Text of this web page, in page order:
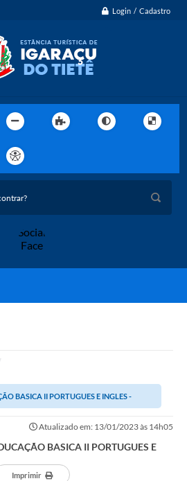
Login / Cadastro
BASICA II PORTUGUES E INGLES -
Atualizado em: 13/01/2023 às 14h05
BASICA II PORTUGUES E
Imprimir